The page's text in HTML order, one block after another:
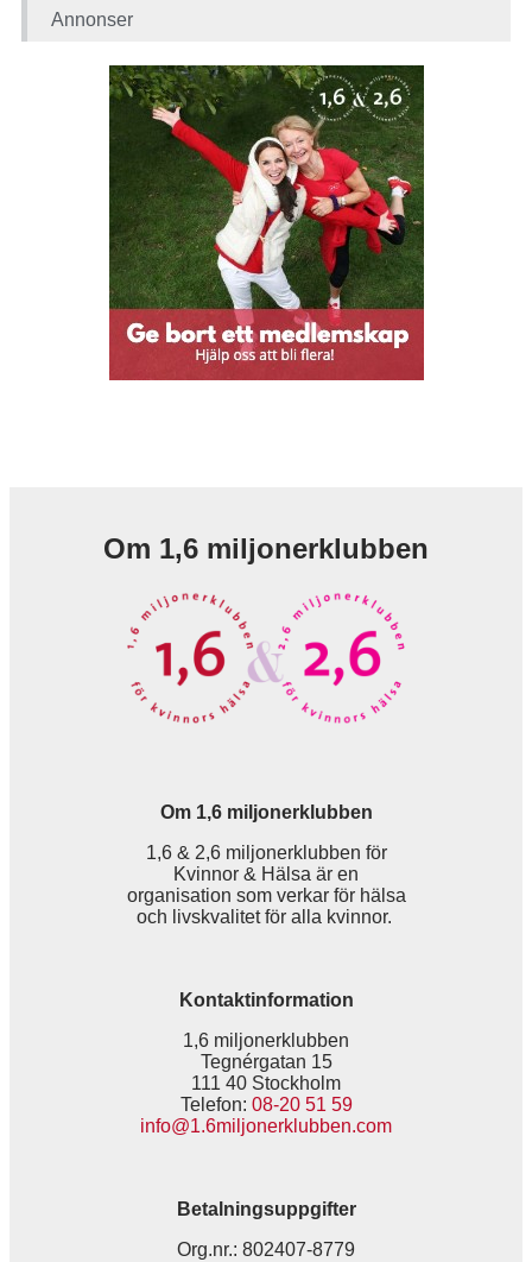
Annonser
Om 1,6 miljonerklubben
Om 1,6 miljonerklubben
1,6 & 2,6 miljonerklubben för
Kvinnor & Hälsa är en
organisation som verkar för hälsa
och livskvalitet för alla kvinnor.
Kontaktinformation
1,6 miljonerklubben
Tegnérgatan 15
111 40 Stockholm
Telefon: 08-20 51 59
info@1.6miljonerklubben.com
Betalningsuppgifter
Org.nr.: 802407-8779